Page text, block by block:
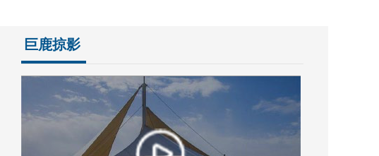
中央经济责任审计工作部际联席会议第十四次全体会议召开
第25届“福彩献真情 爱心助学子”活动即将启动
巨鹿掠影